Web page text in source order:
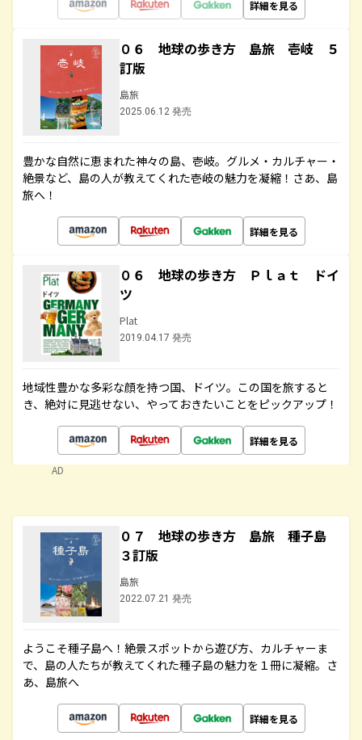
詳細を見る
０６ 地球の歩き方 島旅 壱岐 ５
訂版
島旅
2025.06.12 発売
豊かな自然に恵まれた神々の島、壱岐。グルメ・カルチャー・
絶景など、島の人が教えてくれた壱岐の魅力を凝縮！さあ、島
旅へ！
詳細を見る
０６ 地球の歩き方 Ｐｌａｔ ドイ
ツ
Plat
2019.04.17 発売
地域性豊かな多彩な顔を持つ国、ドイツ。この国を旅すると
き、絶対に見逃せない、やっておきたいことをピックアップ！
詳細を見る
AD
０７ 地球の歩き方 島旅 種子島
３訂版
島旅
2022.07.21 発売
ようこそ種子島へ！絶景スポットから遊び方、カルチャーま
で、島の人たちが教えてくれた種子島の魅力を１冊に凝縮。さ
あ、島旅へ
詳細を見る